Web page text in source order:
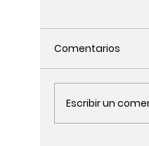
Comentarios
Escribir un